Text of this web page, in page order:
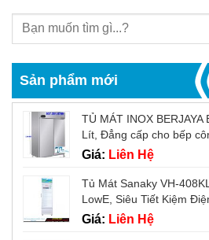
Sản phẩm mới
TỦ MÁT INOX
Lít, Đẳng cấp cho bếp
Giá: Liên Hệ
Tủ Mát Sanaky VH-
LowE, Siêu Tiết Kiệm
Giá: Liên Hệ